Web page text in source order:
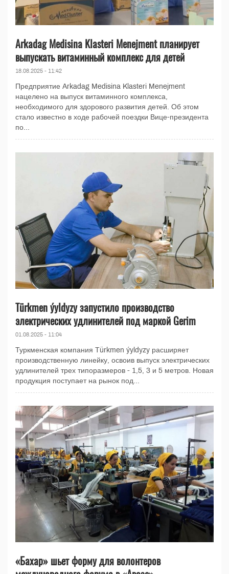
Arkadag Medisina Klasteri Menejment планирует
выпускать витаминный комплекс для детей
18.08.2025 - 11:42
Предприятие Arkadag Medisina Klasteri Menejment
нацелено на выпуск витаминного комплекса,
необходимого для здорового развития детей. Об этом
стало известно в ходе рабочей поездки Вице-президента
по...
Türkmen ýyldyzy запустило производство
электрических удлинителей под маркой Gerim
01.08.2025 - 11:04
Туркменская компания Türkmen ýyldyzy расширяет
производственную линейку, освоив выпуск электрических
удлинителей трех типоразмеров - 1,5, 3 и 5 метров. Новая
продукция поступает на рынок под...
«Бахар» шьет форму для волонтеров